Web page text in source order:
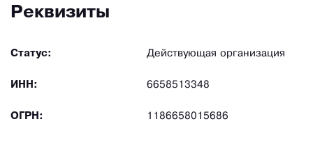
Реквизиты
Статус: Действующая организация
ИНН: 6658513348
ОГРН: 1186658015686